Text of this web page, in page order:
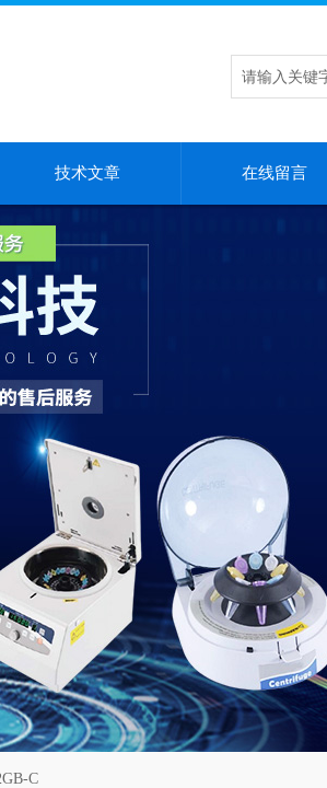
技术文章 在线留言
C